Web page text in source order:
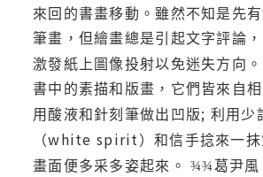
來回的書畫移動。雖然不知是先
筆畫，但繪畫總是引起文字評論
激發紙上圖像投射以免迷失方向。
書中的素描和版畫，它們皆來自
用酸液和針刻筆做出凹版; 利用少
（white spirit）和信手捻來一
畫面便多采多姿起來。
¾¾葛尹風